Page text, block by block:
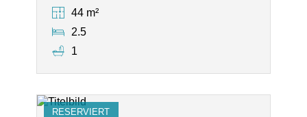
44 m²
2.5
1
RESERVIERT